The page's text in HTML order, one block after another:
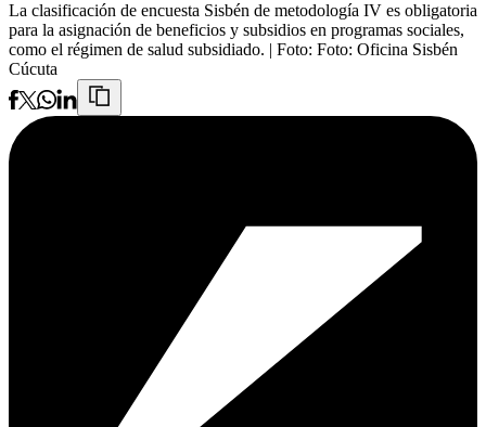
La clasificación de encuesta Sisbén de metodología IV es obligatoria
para la asignación de beneficios y subsidios en programas sociales,
como el régimen de salud subsidiado. | Foto: Foto: Oficina Sisbén
Cúcuta